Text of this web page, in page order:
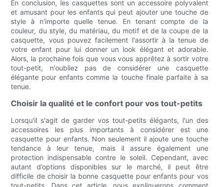
En conclusion, les casquettes sont un accessoire polyvalent
et amusant pour les enfants qui peut ajouter une touche de
style à n'importe quelle tenue. En tenant compte de la
couleur, du style, du matériau, du motif et de la coupe de la
casquette, vous pouvez facilement l'assortir à la tenue de
votre enfant pour lui donner un look élégant et adorable.
Alors, la prochaine fois que vous vous apprêtez à sortir votre
tout-petit, n'oubliez pas de considérer une casquette
élégante pour enfants comme la touche finale parfaite à sa
tenue.
Choisir la qualité et le confort pour vos tout-petits
Lorsqu'il s'agit de garder vos tout-petits élégants, l'un des
accessoires les plus importants à considérer est une
casquette pour enfants. Non seulement il ajoute une touche
tendance à leur tenue, mais il assure également une
protection indispensable contre le soleil. Cependant, avec
autant d’options disponibles sur le marché, il peut être
difficile de choisir la bonne casquette pour enfants pour vos